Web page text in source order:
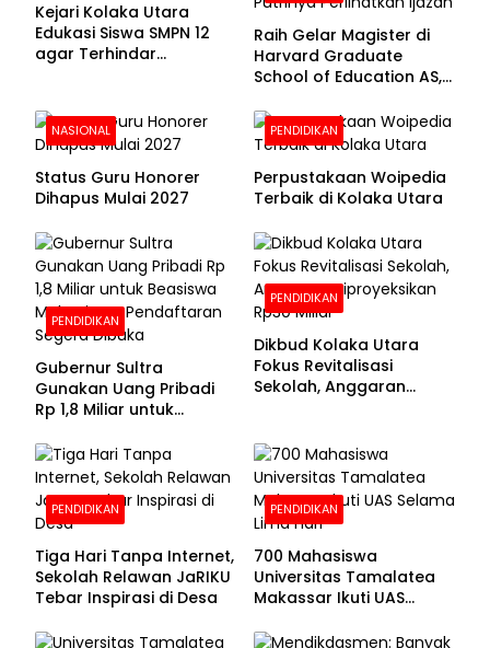
Kejari Kolaka Utara
Edukasi Siswa SMPN 12
agar Terhindar
Raih Gelar Magister di
Harvard Graduate
School of Education AS,
Foto Putrinya Perlihatkan
Ijazah
NASIONAL
Status Guru Honorer
Dihapus Mulai 2027
PENDIDIKAN
Perpustakaan Woipedia
Terbaik di Kolaka Utara
PENDIDIKAN
Gubernur Sultra
Gunakan Uang Pribadi
Rp 1,8 Miliar untuk
Pendaftaran Segera
Dibuka
PENDIDIKAN
Dikbud Kolaka Utara
Fokus Revitalisasi
Sekolah, Anggaran
PENDIDIKAN
Tiga Hari Tanpa Internet,
Sekolah Relawan JaRIKU
Tebar Inspirasi di Desa
PENDIDIKAN
700 Mahasiswa
Universitas Tamalatea
Makassar Ikuti UAS